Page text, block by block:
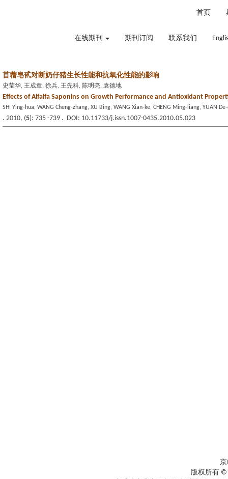
首页
在线期刊 期刊订阅 联系我们
苜蓿皂甙对断奶仔猪生长性能和抗氧化性能的影响
史莹华, 王成章, 徐兵, 王先科, 陈明亮, 袁德地
Effects of Alfalfa Saponins on Growth Performance and Antioxidant
SHI Ying-hua, WANG Cheng-zhang, XU Bing, WANG Xian-ke, CHENG Ming-liang, YUAN
. 2010, (5): 735 -739 . DOI: 10.11733/j.issn.1007-0435.2010.05.023
京
版权所有 ©